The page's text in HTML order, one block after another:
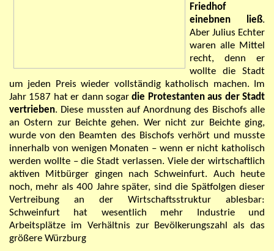
Friedhof
einebnen ließ.
Aber Julius Echter
waren alle Mittel
recht, denn er
wollte die Stadt
um jeden Preis wieder vollständig katholisch machen. Im
Jahr 1587 hat er dann sogardie Protestanten aus der Stadt
vertrieben. Diese mussten auf Anordnung des Bischofs alle
an Ostern zur Beichte gehen. Wer nicht zur Beichte ging,
wurde von den Beamten des Bischofs verhört und musste
innerhalb von wenigen Monaten – wenn er nicht katholisch
werden wollte – die Stadt verlassen. Viele der wirtschaftlich
aktiven Mitbürger gingen nach Schweinfurt. Auch heute
noch, mehr als 400 Jahre später, sind die Spätfolgen dieser
Vertreibung an der Wirtschaftsstruktur ablesbar:
Schweinfurt hat wesentlich mehr Industrie und
Arbeitsplätze im Verhältnis zur Bevölkerungszahl als das
größere Würzburg